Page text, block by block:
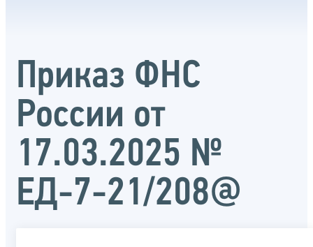
Приказ ФНС
России от
17.03.2025 №
ЕД-7-21/208@